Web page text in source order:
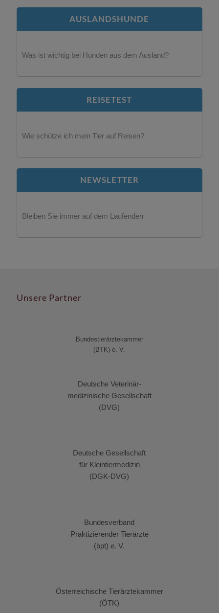
AUSLANDSHUNDE
Was ist wichtig bei Hunden aus dem Ausland?
REISETEST
Wie schütze ich mein Tier auf Reisen?
NEWSLETTER
Bleiben Sie immer auf dem Laufenden
Unsere Partner
Bundestierärztekammer
(BTK) e. V.
Deutsche Veterinär-
medizinische Gesellschaft
(DVG)
Deutsche Gesellschaft
für Kleintiermedizin
(DGK-DVG)
Bundesverband
Praktizierender Tierärzte
(bpt) e. V.
Österreichische Tierärztekammer
(ÖTK)